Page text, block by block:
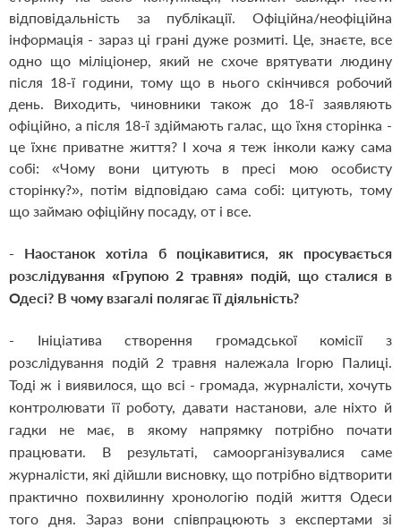
відповідальність за публікації. Офіційна/неофіційна
інформація - зараз ці грані дуже розмиті. Це, знаєте, все
одно що міліціонер, який не схоче врятувати людину
після 18-ї години, тому що в нього скінчився робочий
день. Виходить, чиновники також до 18-ї заявляють
офіційно, а після 18-ї здіймають галас, що їхня сторінка -
це їхнє приватне життя? І хоча я теж інколи кажу сама
собі: «Чому вони цитують в пресі мою особисту
сторінку?», потім відповідаю сама собі: цитують, тому
що займаю офіційну посаду, от і все.
- Наостанок хотіла б поцікавитися, як просувається
розслідування «Групою 2 травня» подій, що сталися в
Одесі? В чому взагалі полягає її діяльність?
- Ініціатива створення громадської комісії з
розслідування подій 2 травня належала Ігорю Палиці.
Тоді ж і виявилося, що всі - громада, журналісти, хочуть
контролювати її роботу, давати настанови, але ніхто й
гадки не має, в якому напрямку потрібно почати
працювати. В результаті, самоорганізувалися саме
журналісти, які дійшли висновку, що потрібно відтворити
практично похвилинну хронологію подій життя Одеси
того дня. Зараз вони співпрацюють з експертами зі